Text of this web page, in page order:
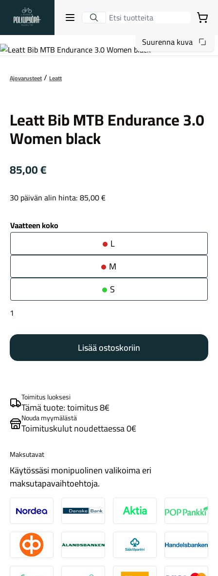
Lahden Polkupyörähuolto - etusivulle
Avaa sulje valikko
Hakutulokset
Gravel-pyörät
Kaupunkisähköpyörät
Tarvikkeet
Ostoskori
Suurenna kuva
Ajovarusteet Leatt
Leatt Bib MTB Endurance 3.0
Women black
85,00€
30 päivän alin hinta:85,00€
Vaatteen koko
L
M
S
Leatt
MTB
3.0
määrä
Lisää ostoskoriin
Toimitus luoksesi
Tämä tuote: toimitus 8€
Nouda myymälästä
Toimituskulut noudettaessa 0€
Maksutavat
Käytössäsi monipuolinen valikoima eri
maksutapavaihtoehtoja.
Nordea Danske Aktia Pop-
Osuuspankki Ålandsbanken Säästöpankki